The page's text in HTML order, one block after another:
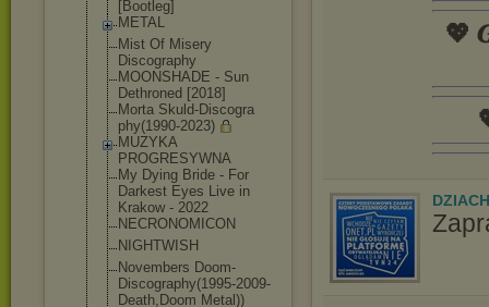
[Boot leg]
METAL
Mist Of Misery
Discography
MOONSHADE - Sun
Dethroned [2018]
Morta Skuld-Discogra
phy(1990-2023)
MUZYKA
PROGRESYWNA
My Dying Bride - For
Darkest Eyes Live in
Krakow - 2022
NECRONOMICON
NIGHTWISH
Novembers Doom-
Discography(1995-2009-
Death,Doom Metal))
💖